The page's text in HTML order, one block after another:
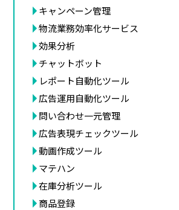
キャンペーン管理
物流業務効率化サービス
効果分析
チャットボット
レポート自動化ツール
広告運用自動化ツール
問い合わせ一元管理
広告表現チェックツール
動画作成ツール
マテハン
在庫分析ツール
商品登録